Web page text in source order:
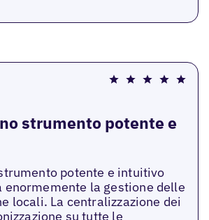
strumento potente e
potente e intuitivo
enormemente la gestione delle
locali. La centralizzazione dei
su tutte le